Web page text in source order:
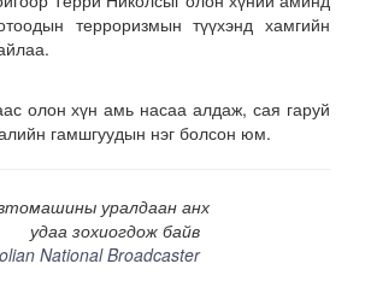
терроризмын түүхэнд хамгийн
олон хүн амь насаа алдаж, сая гаруй
гамшгуудын нэг болсон юм.
уралдаан анх
удаа зохиогдож байв
National Broadcaster